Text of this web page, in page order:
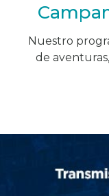
Nuestro
de